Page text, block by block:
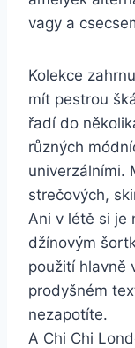
vagy a
Kolekce
mít pestrou
řadí do
různých
univerzálními.
strečových,
Ani v létě si je
džínovým
použití hlavně
prodyšném
nezapotíte.
A Chi Chi